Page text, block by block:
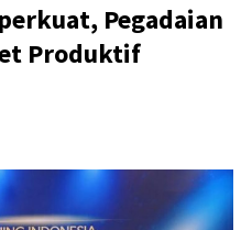
Pegadaian
Produktif